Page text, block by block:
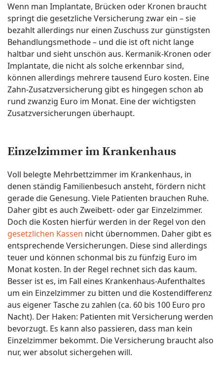
Wenn man Implantate, Brücken oder Kronen braucht
springt die gesetzliche Versicherung zwar ein – sie
bezahlt allerdings nur einen Zuschuss zur günstigsten
Behandlungsmethode – und die ist oft nicht lange
haltbar und sieht unschön aus. Kermanik-Kronen oder
Implantate, die nicht als solche erkennbar sind,
können allerdings mehrere tausend Euro kosten. Eine
Zahn-Zusatzversicherung gibt es hingegen schon ab
rund zwanzig Euro im Monat. Eine der wichtigsten
Zusatzversicherungen überhaupt.
Einzelzimmer im Krankenhaus
Voll belegte Mehrbettzimmer im Krankenhaus, in
denen ständig Familienbesuch ansteht, fördern nicht
gerade die Genesung. Viele Patienten brauchen Ruhe.
Daher gibt es auch Zweibett- oder gar Einzelzimmer.
Doch die Kosten hierfür werden in der Regel von den
gesetzlichen Kassen nicht übernommen. Daher gibt es
entsprechende Versicherungen. Diese sind allerdings
teuer und können schonmal bis zu fünfzig Euro im
Monat kosten. In der Regel rechnet sich das kaum.
Besser ist es, im Fall eines Krankenhaus-Aufenthaltes
um ein Einzelzimmer zu bitten und die Kostendifferenz
aus eigener Tasche zu zahlen (ca. 60 bis 100 Euro pro
Nacht). Der Haken: Patienten mit Versicherung werden
bevorzugt. Es kann also passieren, dass man kein
Einzelzimmer bekommt. Die Versicherung braucht also
nur, wer absolut sichergehen will.